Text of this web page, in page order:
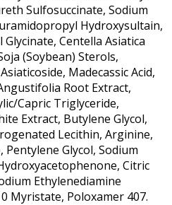
Sulfosuccinate, Sodium
Hydroxysultain,
Centella Asiatica
(Soybean) Sterols,
Madecassic Acid,
Root Extract,
Capric Triglyceride,
Extract, Butylene Glycol,
Lecithin, Arginine,
Glycol, Sodium
Citric
Ethylenediamine
Myristate, Poloxamer 407.